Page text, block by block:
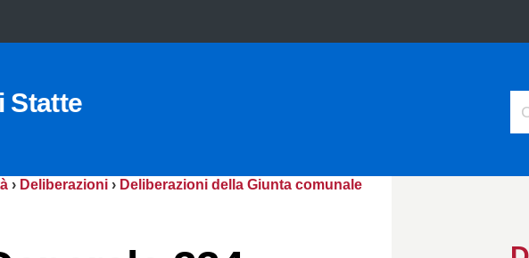
Statte
› Deliberazioni › Deliberazioni della Giunta comunale